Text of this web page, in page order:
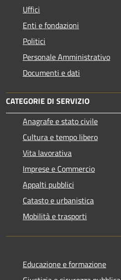
Uffici
Enti e fondazioni
Politici
Personale Amministrativo
Documenti e dati
CATEGORIE DI SERVIZIO
Anagrafe e stato civile
Cultura e tempo libero
Vita lavorativa
Imprese e Commercio
Appalti pubblici
Catasto e urbanistica
Mobilità e trasporti
Educazione e formazione